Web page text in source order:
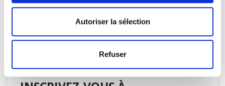
Autoriser la sélection
Refuser
RECHERCHEZ PARMI NOS NOTES